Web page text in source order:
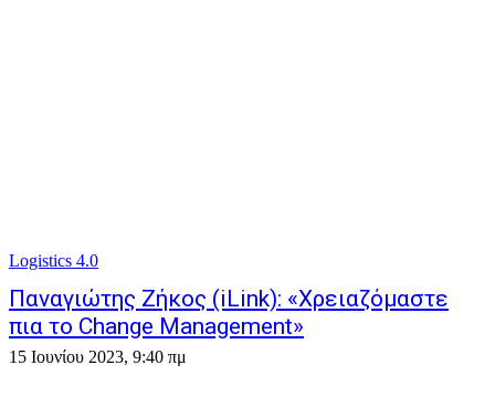
Logistics 4.0
Παναγιώτης Ζήκος (iLink): «Χρειαζόμαστε
πια το Change Management»
15 Ιουνίου 2023, 9:40 πμ